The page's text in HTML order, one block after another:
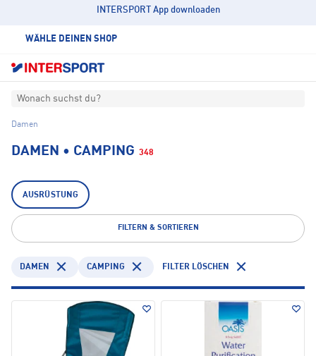
INTERSPORT App downloaden
WÄHLE DEINEN SHOP
Wonach suchst du?
Damen
DAMEN • CAMPING 348
AUSRÜSTUNG
FILTERN & SORTIEREN
DAMEN CAMPING FILTER LÖSCHEN